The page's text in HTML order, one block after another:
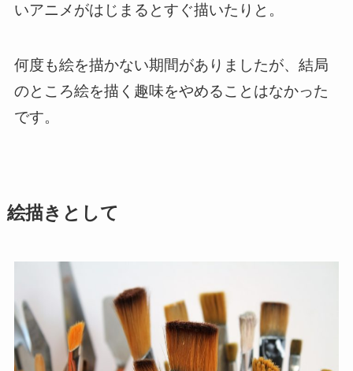
いアニメがはじまるとすぐ描いたりと。
何度も絵を描かない期間がありましたが、結局
のところ絵を描く趣味をやめることはなかった
です。
絵描きとして